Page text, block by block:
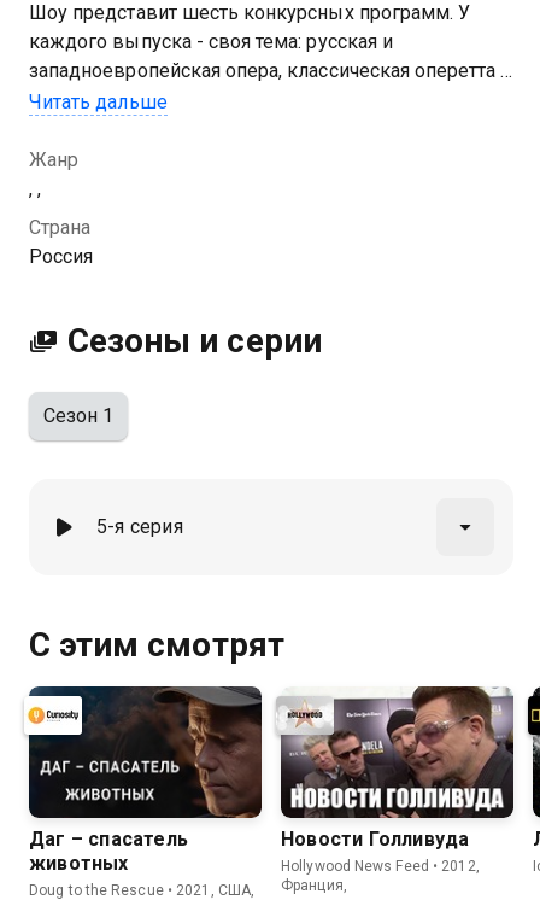
Шоу представит шесть конкурсных программ. У
каждого выпуска - своя тема: русская и
западноевропейская опера, классическая оперетта и
сарсуэла, камерная вокальная музыка и
Читать дальше
Жанр
, ,
Страна
Россия
Сезоны и серии
Сезон 1
5-я серия
С этим смотрят
Даг – спасатель
животных
Doug to the Rescue • 2021, США,
Новости Голливуда
Hollywood News Feed • 2012,
Франция,